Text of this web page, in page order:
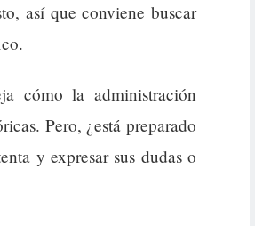
así que conviene buscar
cómo la administración
Pero, ¿está preparado
y expresar sus dudas o